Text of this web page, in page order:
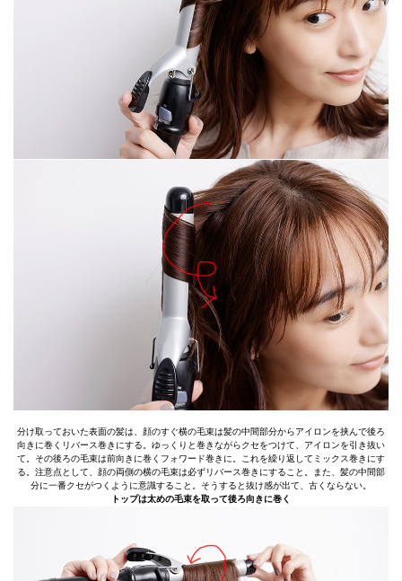
分け取っておいた表面の髪は、顔のすぐ横の毛束は髪の中間部分からアイロンを挟んで後ろ
向きに巻くリバース巻きにする。ゆっくりと巻きながらクセをつけて、アイロンを引き抜い
て。その後ろの毛束は前向きに巻くフォワード巻きに。これを繰り返してミックス巻きにす
る。注意点として、顔の両側の横の毛束は必ずリバース巻きにすること。また、髪の中間部
分に一番クセがつくように意識すること。そうすると抜け感が出て、古くならない。
トップは太めの毛束を取って後ろ向きに巻く